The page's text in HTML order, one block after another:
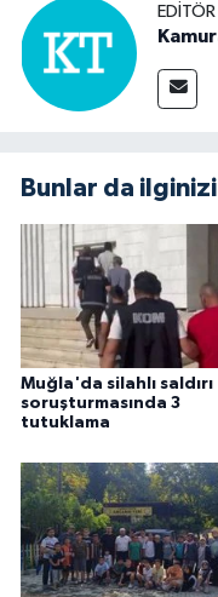
Bunlar da
Muğla'da silahlı saldırı
soruşturmasında 3
tutuklama